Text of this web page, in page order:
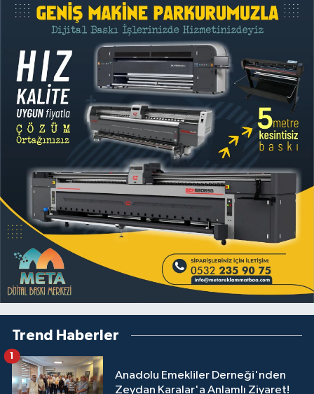
Trend Haberler
Anadolu Emekliler Derneği'nden
Zeydan Karalar'a Anlamlı Ziyaret!
1